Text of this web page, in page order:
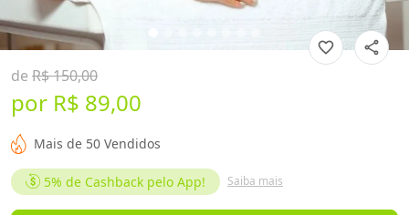
favorite_border share
de R$ 150,00
por R$ 89,00
Mais de 50 Vendidos
5% de Cashback pelo App! Saiba mais